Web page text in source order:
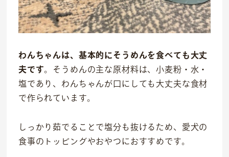
私たちについて
代表あいさつ
沿革
会社概要
わんちゃんは、基本的にそうめんを食べても大丈
夫です。そうめんの主な原材料は、小麦粉・水・
塩であり、わんちゃんが口にしても大丈夫な食材
で作られています。
しっかり茹でることで塩分も抜けるため、愛犬の
食事のトッピングやおやつにおすすめです。